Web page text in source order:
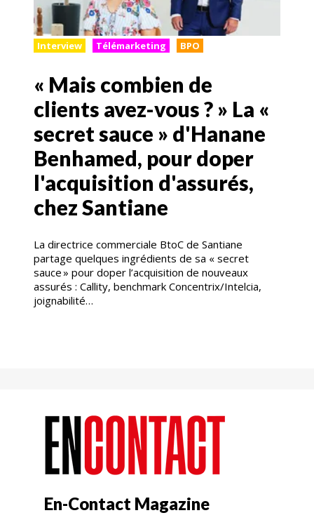
Interview Télémarketing BPO
« Mais combien de
clients avez-vous ? » La «
secret sauce » d'Hanane
Benhamed, pour doper
l'acquisition d'assurés,
chez Santiane
La directrice commerciale BtoC de Santiane
partage quelques ingrédients de sa « secret
sauce » pour doper l’acquisition de nouveaux
assurés : Callity, benchmark Concentrix/Intelcia,
joignabilité…
En-Contact Magazine